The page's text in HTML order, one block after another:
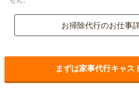
お掃除代行のお仕事
まずは家事代行キャス